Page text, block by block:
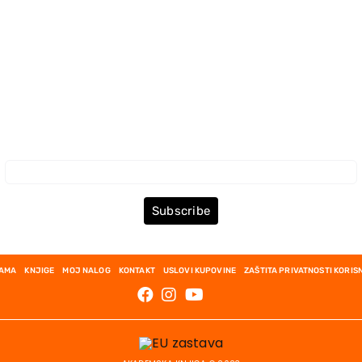
Subscribe
KNJIGE MOJ NALOG KONTAKT USLOVI KUPOVINE ZAŠTITA PRIVATNOSTI